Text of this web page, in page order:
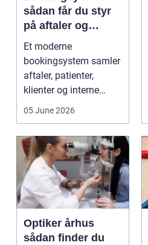
sådan får du styr
på aftaler og
arbejdsgange
Et moderne
bookingsystem samler
aftaler, patienter,
klienter og interne
arbejdsgange ét sted. I
05 June 2026
Optiker århus
sådan finder du